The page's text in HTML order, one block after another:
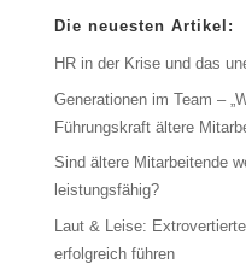
Die neuesten Artikel:
HR in der Krise und das
Generationen im Team –
Führungskraft ältere
Sind ältere Mitarbeitende
leistungsfähig?
Laut & Leise:
erfolgreich führen